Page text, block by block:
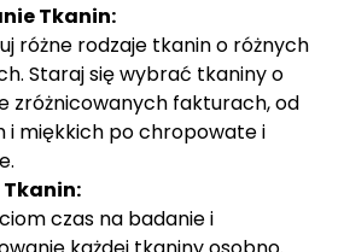
Tkanin:
różne rodzaje tkanin o różnych
Staraj się wybrać tkaniny o
zróżnicowanych fakturach, od
i miękkich po chropowate i
czas na badanie i